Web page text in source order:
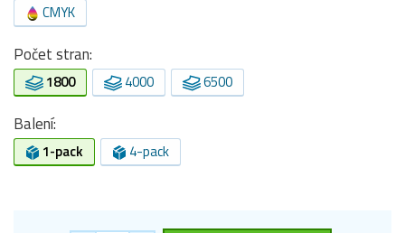
CMYK
Počet stran:
1800 4000 6500
Balení:
1-pack 4-pack